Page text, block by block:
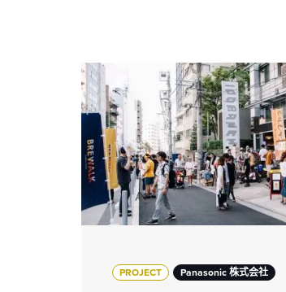
PROJECT Panasonic 株式会社